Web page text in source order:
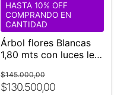
Árbol flores Blancas
1,80 mts con luces led
$130.500,00
$145.000,00
HASTA 10% OFF
COMPRANDO EN
CANTIDAD